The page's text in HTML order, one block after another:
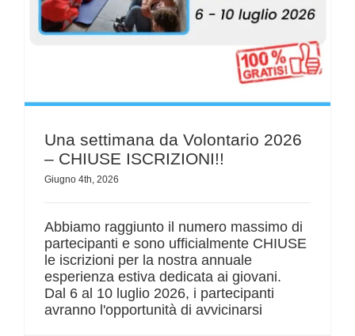
Una settimana da Volontario 2026
– CHIUSE ISCRIZIONI!!
Giugno 4th, 2026
Abbiamo raggiunto il numero massimo di
partecipanti e sono ufficialmente CHIUSE
le iscrizioni per la nostra annuale
esperienza estiva dedicata ai giovani.
Dal 6 al 10 luglio 2026, i partecipanti
avranno l'opportunità di avvicinarsi